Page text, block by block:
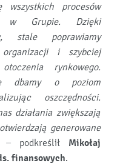
wszystkich procesów
w Grupie. Dzięki
stale poprawiamy
organizacji i szybciej
rynkowego.
dbamy o poziom
oszczędności.
działania zwiększają
generowane
– podkreślił Mikołaj
finansowych.